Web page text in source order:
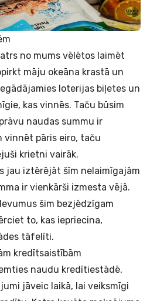
no mums vēlētos laimēt
māju okeāna krastā un
loterijas biļetes un
kas vinnēs. Taču būsim
naudas summu ir
vinnēt pāris eiro, taču
krietni vairāk.
jau iztērējāt šīm nelaimīgajām
ir vienkārši izmesta vējā.
šim bezjēdzīgam
to, kas iepriecina,
tāfelīti.
kredītsaistībām
naudu kredītiestādē,
jāveic laikā, lai veiksmīgi